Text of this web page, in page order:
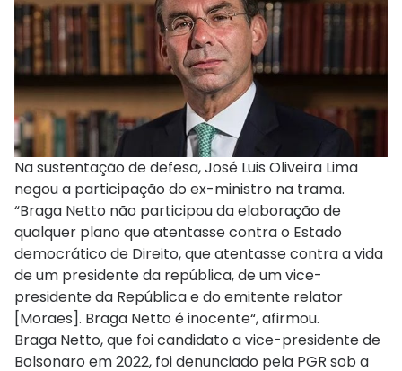
Na sustentação de defesa, José Luis Oliveira Lima
negou a participação do ex-ministro na trama.
“Braga Netto não participou da elaboração de
qualquer plano que atentasse contra o Estado
democrático de Direito, que atentasse contra a vida
de um presidente da república, de um vice-
presidente da República e do emitente relator
[Moraes]. Braga Netto é inocente“, afirmou.
Braga Netto, que foi candidato a vice-presidente de
Bolsonaro em 2022, foi denunciado pela PGR sob a